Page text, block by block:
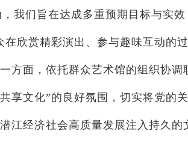
我们旨在达成多重预期目标与实
在欣赏精彩演出、参与趣味互动的
方面，依托群众艺术馆的组织协
享文化”的良好氛围，切实将党的
江经济社会高质量发展注入持久的